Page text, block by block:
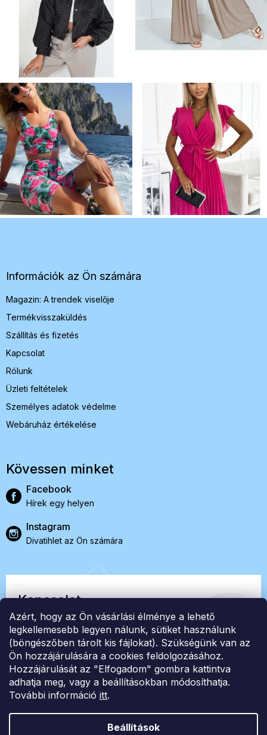
Azért, hogy az Ön vásárlási élménye a lehető
legkellemesebb legyen nálunk, sütiket használunk
(böngészőben tárolt kis fájlokat). Szükségünk van az
Ön hozzájárulására a cookies feldolgozásához.
Hozzájárulását az "Elfogadom" gombra kattintva
adhatja meg, vagy a beállításokban módosíthatja.
További információ itt.
Beállítások
Információk az Ön számára
Magazin: A trendek viselője
Termékvisszaküldés
Szállítás és fizetés
Kapcsolat
Rólunk
Üzleti feltételek
Személyes adatok védelme
Webáruház értékelése
Kövessen minket
Facebook
Hírek egy helyen
Instagram
Divatihlet az Ön számára
Kapcsolat
EasyStock s.r.o.
ID: 07727402, Adószám: CZ07727402
info@londonclub.hu